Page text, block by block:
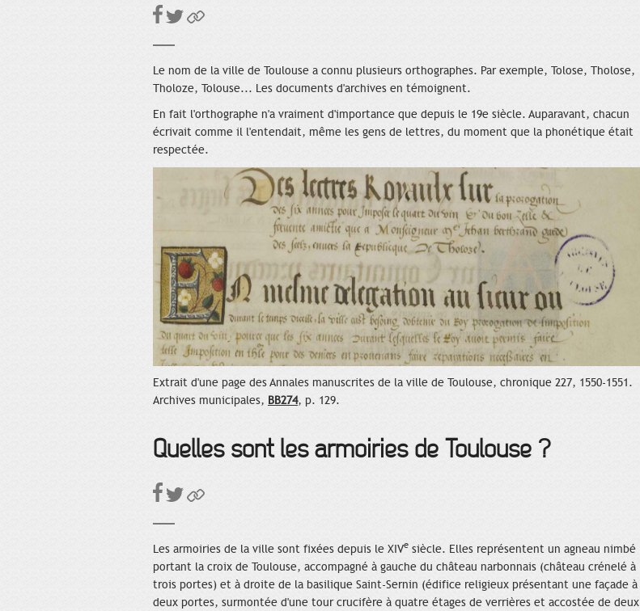
Le nom de la ville de Toulouse a connu plusieurs orthographes. Par exemple, Tolose, Tholose,
Tholoze, Tolouse... Les documents d'archives en témoignent.
En fait l'orthographe n'a vraiment d'importance que depuis le 19e siècle. Auparavant, chacun
écrivait comme il l'entendait, même les gens de lettres, du moment que la phonétique était
respectée.
Extrait d'une page des Annales manuscrites de la ville de Toulouse, chronique 227, 1550-1551.
Archives municipales, BB274, p. 129.
Quelles sont les armoiries de Toulouse ?
Les armoiries de la ville sont fixées depuis le XIVe siècle. Elles représentent un agneau nimbé
portant la croix de Toulouse, accompagné à gauche du château narbonnais (château crénelé à
trois portes) et à droite de la basilique Saint-Sernin (édifice religieux présentant une façade à
deux portes, surmontée d'une tour crucifère à quatre étages de verrières et accostée de deux